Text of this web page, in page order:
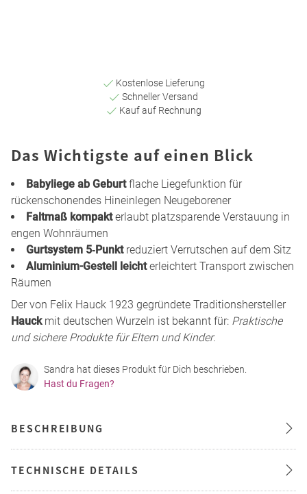
Kostenlose Lieferung
Schneller Versand
Kauf auf Rechnung
Das Wichtigste auf einen Blick
Babyliege ab Geburtflache Liegefunktion für
rückenschonendes Hineinlegen Neugeborener
Faltmaß kompakterlaubt platzsparende Verstauung in
engen Wohnräumen
Gurtsystem 5‑Punktreduziert Verrutschen auf dem Sitz
Aluminium-Gestell leichterleichtert Transport zwischen
Räumen
Der von Felix Hauck 1923 gegründete Traditionshersteller
Hauckmit deutschen Wurzeln ist bekannt für: Praktische
und sichere Produkte für Eltern und Kinder.
Sandra hat dieses Produkt für Dich beschrieben.
Hast du Fragen?
BESCHREIBUNG
TECHNISCHE DETAILS